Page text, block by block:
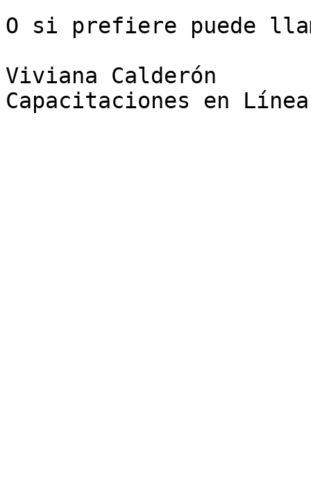
O si prefiere puede
Viviana Calderón
Capacitaciones en Línea